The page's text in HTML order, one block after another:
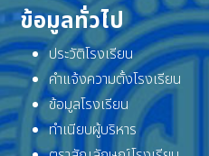
ข้อมูลทั่วไป
ประวัติโรงเรียน
คำแจ้งความตั้งโรงเรียน
ข้อมูลโรงเรียน
ทำเนียบผู้บริหาร